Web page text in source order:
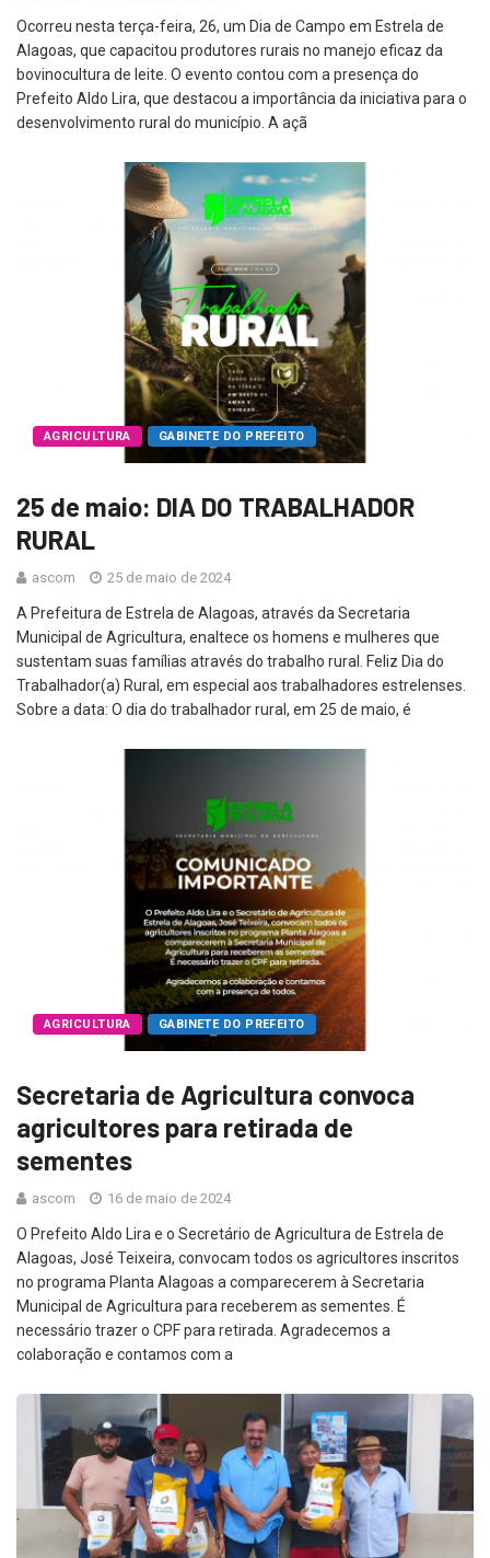
Ocorreu nesta terça-feira, 26, um Dia de Campo em Estrela de
Alagoas, que capacitou produtores rurais no manejo eficaz da
bovinocultura de leite. O evento contou com a presença do
Prefeito Aldo Lira, que destacou a importância da iniciativa para o
desenvolvimento rural do município. A açã
AGRICULTURA GABINETE DO PREFEITO
25 de maio: DIA DO TRABALHADOR
RURAL
ascom 25 de maio de 2024
A Prefeitura de Estrela de Alagoas, através da Secretaria
Municipal de Agricultura, enaltece os homens e mulheres que
sustentam suas famílias através do trabalho rural. Feliz Dia do
Trabalhador(a) Rural, em especial aos trabalhadores estrelenses.
Sobre a data: O dia do trabalhador rural, em 25 de maio, é
AGRICULTURA GABINETE DO PREFEITO
Secretaria de Agricultura convoca
agricultores para retirada de
sementes
ascom 16 de maio de 2024
O Prefeito Aldo Lira e o Secretário de Agricultura de Estrela de
Alagoas, José Teixeira, convocam todos os agricultores inscritos
no programa Planta Alagoas a comparecerem à Secretaria
Municipal de Agricultura para receberem as sementes. É
necessário trazer o CPF para retirada. Agradecemos a
colaboração e contamos com a